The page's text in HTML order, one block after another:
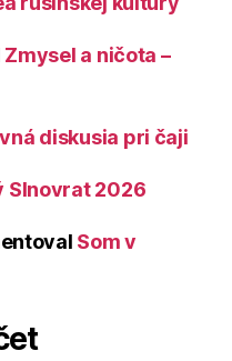
Zmysel a ničota –
diskusia pri čaji
Slnovrat 2026
Som v